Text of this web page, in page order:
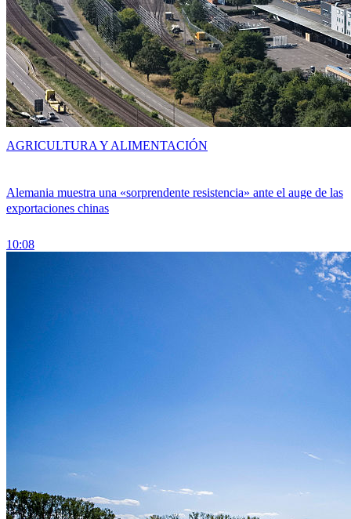
Alemania muestra una «sorprendente resistencia» ante el auge de las
exportaciones chinas
10:08
AGRICULTURA Y ALIMENTACIÓN